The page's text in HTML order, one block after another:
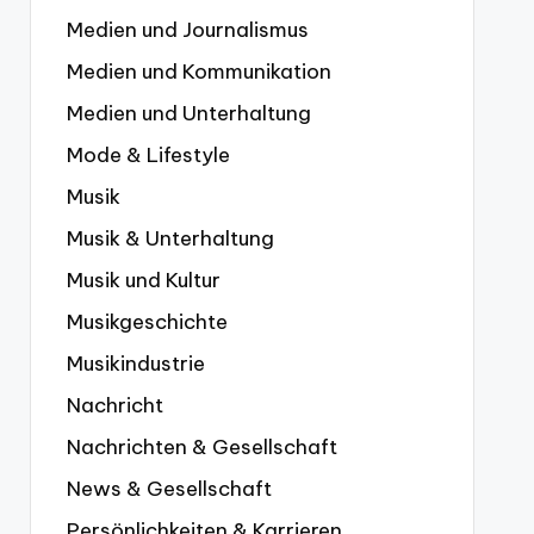
Medien und Journalismus
Medien und Kommunikation
Medien und Unterhaltung
Mode & Lifestyle
Musik
Musik & Unterhaltung
Musik und Kultur
Musikgeschichte
Musikindustrie
Nachricht
Nachrichten & Gesellschaft
News & Gesellschaft